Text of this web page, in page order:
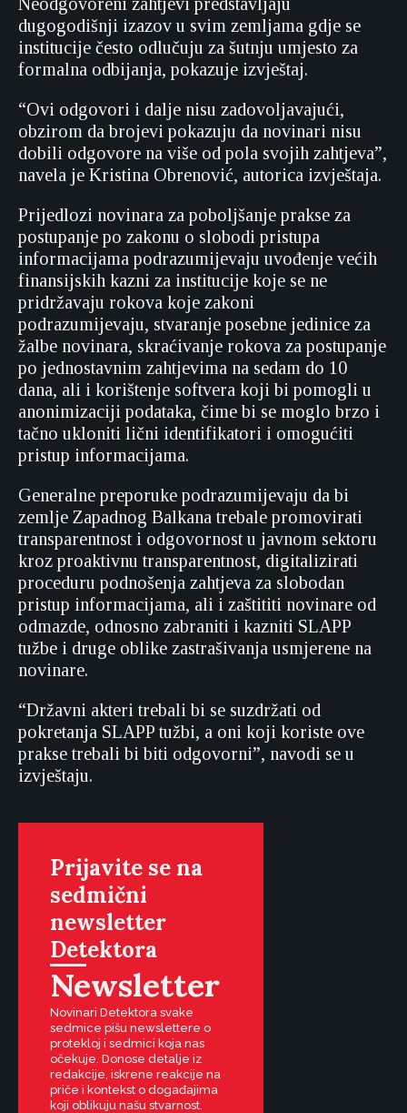
dugogodišnji izazov u svim zemljama gdje se
institucije često odlučuju za šutnju umjesto za
formalna odbijanja, pokazuje izvještaj.
“Ovi odgovori i dalje nisu zadovoljavajući,
obzirom da brojevi pokazuju da novinari nisu
dobili odgovore na više od pola svojih zahtjeva”,
navela je Kristina Obrenović, autorica izvještaja.
Prijedlozi novinara za poboljšanje prakse za
postupanje po zakonu o slobodi pristupa
informacijama podrazumijevaju uvođenje većih
finansijskih kazni za institucije koje se ne
pridržavaju rokova koje zakoni
podrazumijevaju, stvaranje posebne jedinice za
žalbe novinara, skraćivanje rokova za postupanje
po jednostavnim zahtjevima na sedam do 10
dana, ali i korištenje softvera koji bi pomogli u
anonimizaciji podataka, čime bi se moglo brzo i
tačno ukloniti lični identifikatori i omogućiti
pristup informacijama.
Generalne preporuke podrazumijevaju da bi
zemlje Zapadnog Balkana trebale promovirati
transparentnost i odgovornost u javnom sektoru
kroz proaktivnu transparentnost, digitalizirati
proceduru podnošenja zahtjeva za slobodan
pristup informacijama, ali i zaštititi novinare od
odmazde, odnosno zabraniti i kazniti SLAPP
tužbe i druge oblike zastrašivanja usmjerene na
novinare.
“Državni akteri trebali bi se suzdržati od
pokretanja SLAPP tužbi, a oni koji koriste ove
prakse trebali bi biti odgovorni”, navodi se u
izvještaju.
Prijavite se na
sedmični
newsletter
Detektora
Newsletter
Novinari Detektora svake
sedmice pišu newslettere o
protekloj i sedmici koja nas
očekuje. Donose detalje iz
redakcije, iskrene reakcije na
priče i kontekst o događajima
koji oblikuju našu stvarnost.